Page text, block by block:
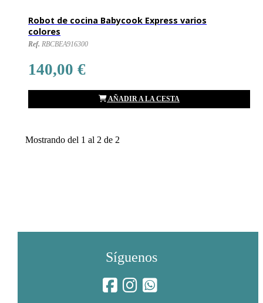
Robot de cocina Babycook Express varios
colores
Ref. RBCBEA916300
140,00 €
AÑADIR A LA CESTA
Mostrando del 1 al 2 de 2
Síguenos